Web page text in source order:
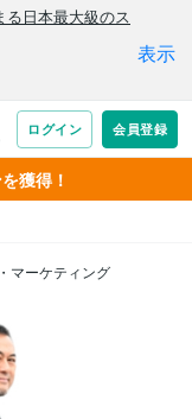
獲得！
マーケティング